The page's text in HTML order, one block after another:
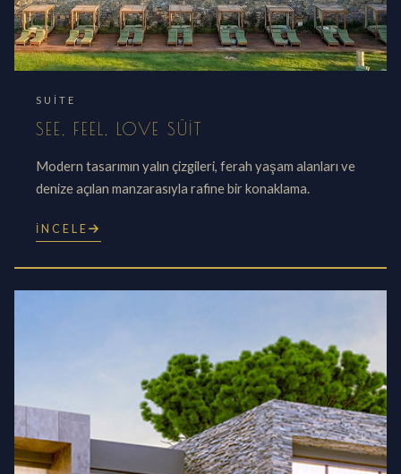
SUITE
SEE, FEEL, LOVE SÜIT
Modern tasarımın yalın çizgileri, ferah yaşam alanları ve
denize açılan manzarasıyla rafine bir konaklama.
İNCELE